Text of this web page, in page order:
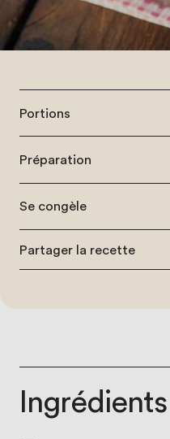
Portions
Préparation
Se congèle
Partager la recette
Ingrédients